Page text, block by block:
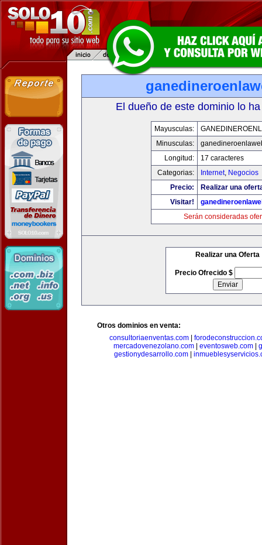
El dueño de este dominio lo
Mayusculas:
Minusculas:
Longitud:
17 caracteres
Categorias:
Internet, Negocios
Precio:
Realizar una
Visitar!
Serán consideradas
Realizar una Oferta
Precio Ofrecido $
Otros dominios en venta:
consultoriaenventas.com
mercadovenezolano.com
eventosweb.com
gestionydesarrollo.com